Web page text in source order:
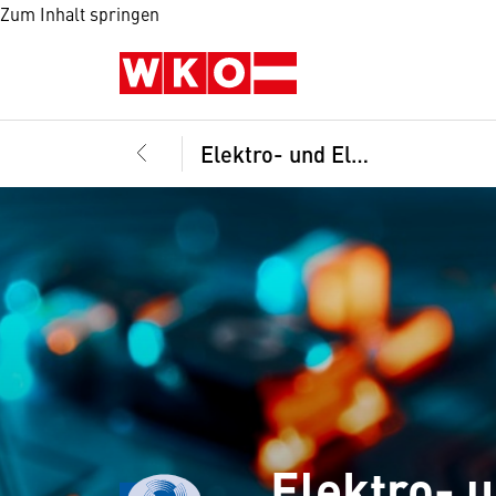
Zum Inhalt springen
Elektro- und Elektronikindustrie, Fachvertretung